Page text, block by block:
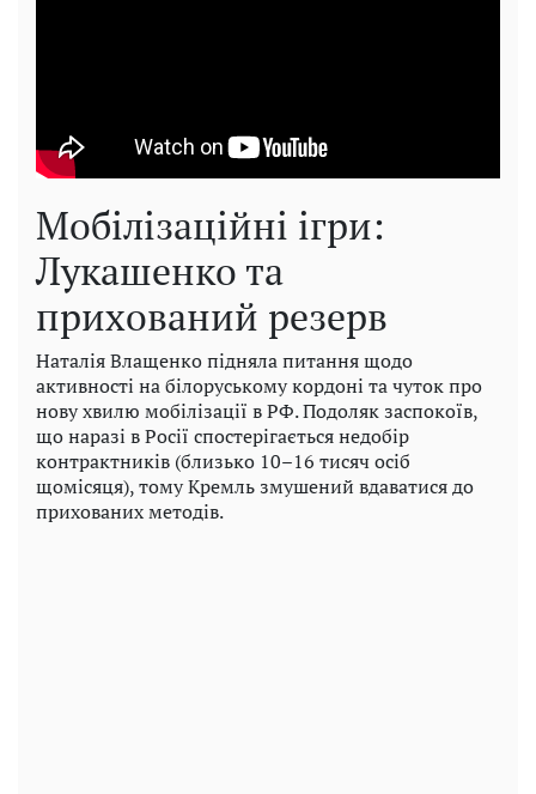
Мобілізаційні ігри:
Лукашенко та
прихований резерв
Наталія Влащенко підняла питання щодо
активності на білоруському кордоні та чуток про
нову хвилю мобілізації в РФ. Подоляк заспокоїв,
що наразі в Росії спостерігається недобір
контрактників (близько 10–16 тисяч осіб
щомісяця), тому Кремль змушений вдаватися до
прихованих методів.